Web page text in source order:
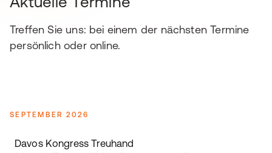
Treffen Sie uns: bei einem der nächsten Termine
persönlich oder online.
SEPTEMBER 2026
Davos Kongress Treuhand